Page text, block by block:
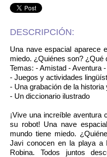
DESCRIPCIÓN:
Una nave espacial aparece
miedo. ¿Quiénes son? ¿Qué
Temas: - Amistad - Aventura
- Juegos y actividades
- Una grabación de la historia
- Un diccionario ilustrado
¡Vive una increíble aventura
su robot! Una nave
mundo tiene miedo.
Javi conocen en la playa a
Robina. Todos juntos